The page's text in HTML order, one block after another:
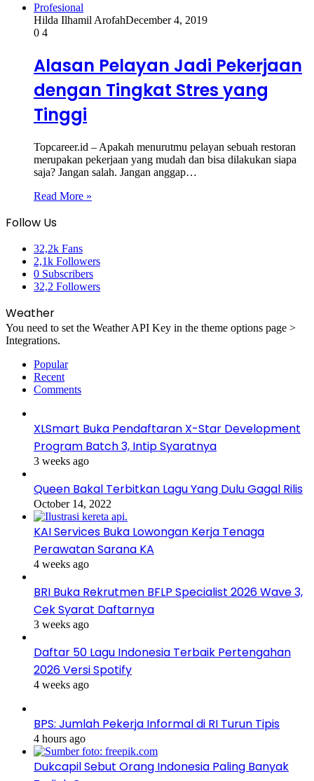
Profesional
Hilda Ilhamil ArofahDecember 4, 2019
0 4
Alasan Pelayan Jadi Pekerjaan
dengan Tingkat Stres yang
Tinggi
Topcareer.id – Apakah menurutmu pelayan sebuah restoran
merupakan pekerjaan yang mudah dan bisa dilakukan siapa
saja? Jangan salah. Jangan anggap…
Read More »
Follow Us
32,2k Fans
2,1k Followers
0 Subscribers
32,2 Followers
Weather
You need to set the Weather API Key in the theme options page >
Integrations.
Popular
Recent
Comments
XLSmart Buka Pendaftaran X-Star Development
Program Batch 3, Intip Syaratnya
3 weeks ago
Queen Bakal Terbitkan Lagu Yang Dulu Gagal Rilis
October 14, 2022
KAI Services Buka Lowongan Kerja Tenaga
Perawatan Sarana KA
4 weeks ago
BRI Buka Rekrutmen BFLP Specialist 2026 Wave 3,
Cek Syarat Daftarnya
3 weeks ago
Daftar 50 Lagu Indonesia Terbaik Pertengahan
2026 Versi Spotify
4 weeks ago
BPS: Jumlah Pekerja Informal di RI Turun Tipis
4 hours ago
Dukcapil Sebut Orang Indonesia Paling Banyak